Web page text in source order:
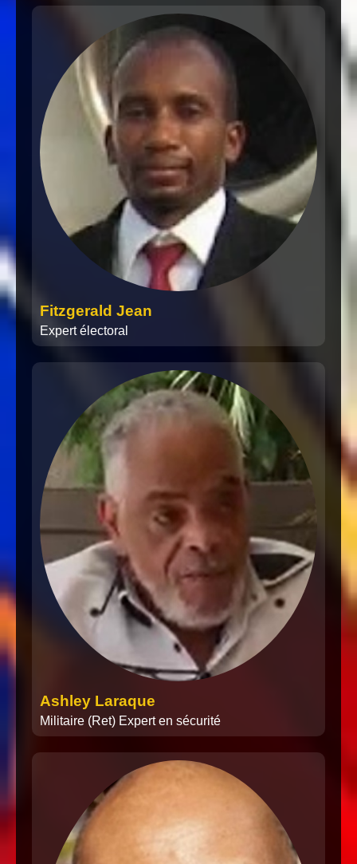
Fitzgerald Jean
Expert électoral
Ashley Laraque
Militaire (Ret) Expert en sécurité